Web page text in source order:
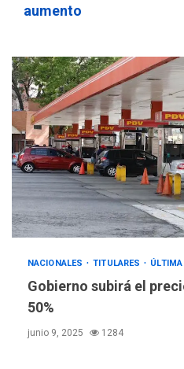
aumento
NACIONALES TITULARES ÚLTIMA
Gobierno subirá el
50%
junio 9, 2025 1284